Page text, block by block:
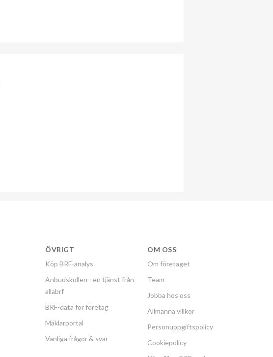
ÖVRIGT
Köp BRF-analys
Anbudskollen - en tjänst från
allabrf
BRF-data för företag
Mäklarportal
Vanliga frågor & svar
OM OSS
Om företaget
Team
Jobba hos oss
Allmänna villkor
Personuppgiftspolicy
Cookiepolicy